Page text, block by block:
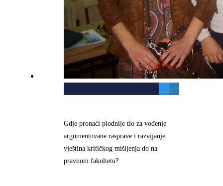
Gdje pronaći plodnije tlo za vođenje
argumentovane rasprave i razvijanje
vještina kritičkog mišljenja do na
pravnom fakultetu?